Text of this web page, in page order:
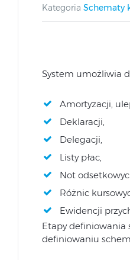
Kategoria Schematy
System umożliwia
Amortyzacji,
Deklaracji,
Delegacji,
Listy płac,
Not
Różnic
Ewidencji
Etapy definiowania
definiowaniu